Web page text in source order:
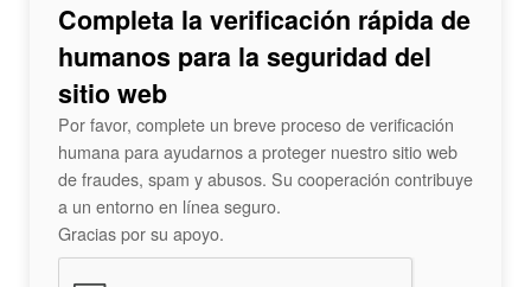
Completa la verificación rápida de
humanos para la seguridad del
sitio web
Por favor, complete un breve proceso de verificación
humana para ayudarnos a proteger nuestro sitio web
de fraudes, spam y abusos. Su cooperación contribuye
a un entorno en línea seguro.
Gracias por su apoyo.